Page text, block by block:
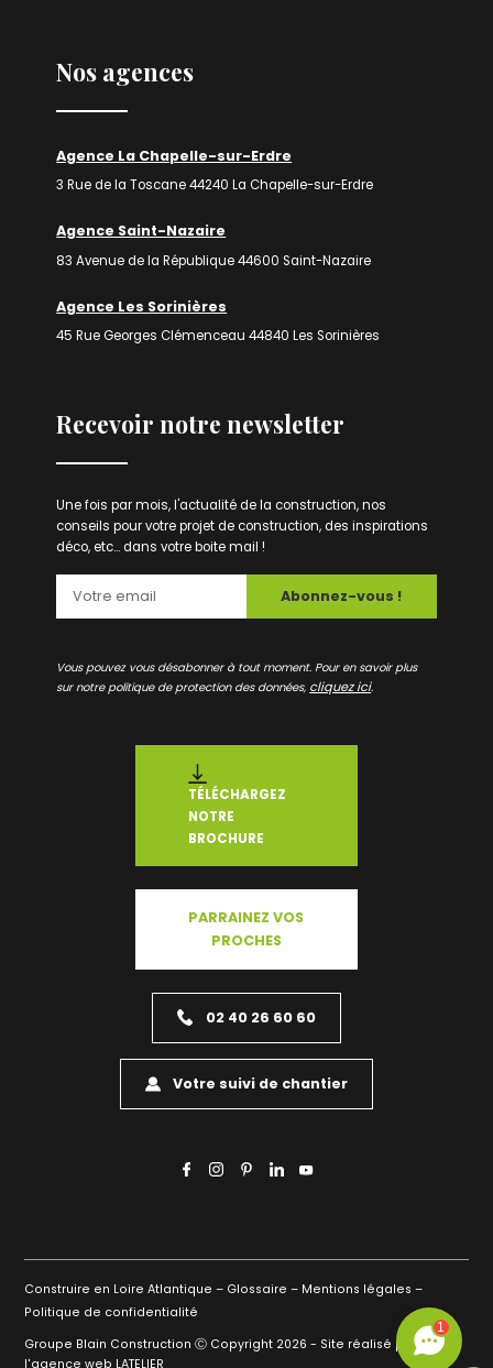
Nos agences
Agence La Chapelle-sur-Erdre
3 Rue de la Toscane 44240 La Chapelle-sur-Erdre
Agence Saint-Nazaire
83 Avenue de la République 44600 Saint-Nazaire
Agence Les Sorinières
45 Rue Georges Clémenceau 44840 Les Sorinières
Recevoir notre newsletter
Une fois par mois, l'actualité de la construction, nos
conseils pour votre projet de construction, des inspirations
déco, etc... dans votre boite mail !
Abonnez-vous !
Vous pouvez vous désabonner à tout moment. Pour en savoir plus
sur notre politique de protection des données, cliquez ici.
TÉLÉCHARGEZ
NOTRE
BROCHURE
PARRAINEZ VOS
PROCHES
02 40 26 60 60
Votre suivi de chantier
Groupe Blain Construction Ⓒ Copyright 2026 - Site réalisé par
l'agence web LATELIER
Construire en Loire Atlantique – Glossaire – Mentions légales –
Politique de confidentialité
1